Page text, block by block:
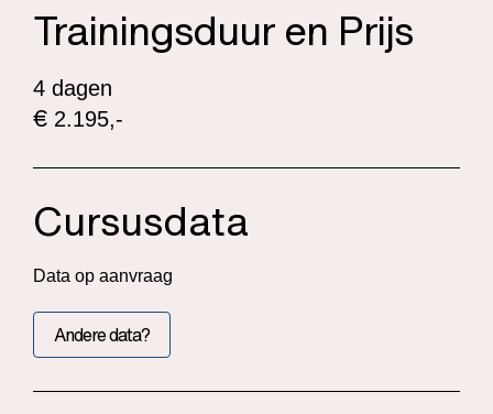
Trainingsduur en Prijs
4 dagen
€ 2.195,-
Cursusdata
Data op aanvraag
Andere data?